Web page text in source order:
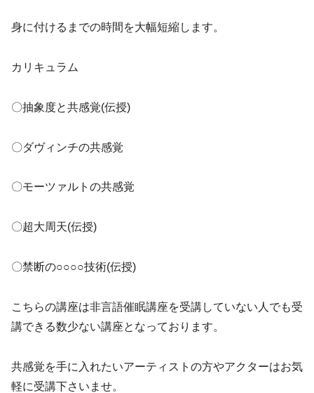
身に付けるまでの時間を大幅短縮します。
カリキュラム
〇抽象度と共感覚(伝授)
〇ダヴィンチの共感覚
〇モーツァルトの共感覚
〇超大周天(伝授)
〇禁断の○○○○技術(伝授)
こちらの講座は非言語催眠講座を受講していない人でも受
講できる数少ない講座となっております。
共感覚を手に入れたいアーティストの方やアクターはお気
軽に受講下さいませ。